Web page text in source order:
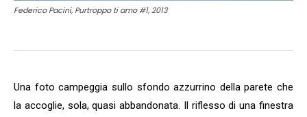
Federico Pacini, Purtroppo ti amo #1, 2013
Una foto campeggia sullo sfondo azzurrino della parete che
la accoglie, sola, quasi abbandonata. Il riflesso di una finestra